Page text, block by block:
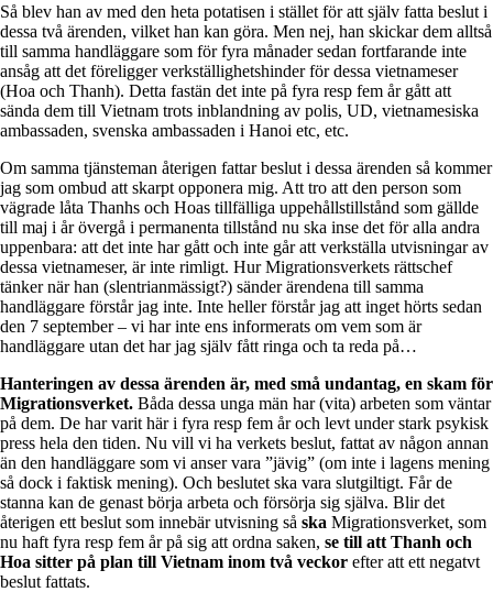
Så blev han av med den heta potatisen i stället för att själv fatta beslut i
dessa två ärenden, vilket han kan göra. Men nej, han skickar dem alltså
till samma handläggare som för fyra månader sedan fortfarande inte
ansåg att det föreligger verkställighetshinder för dessa vietnameser
(Hoa och Thanh). Detta fastän det inte på fyra resp fem år gått att
sända dem till Vietnam trots inblandning av polis, UD, vietnamesiska
ambassaden, svenska ambassaden i Hanoi etc, etc.
Om samma tjänsteman återigen fattar beslut i dessa ärenden så kommer
jag som ombud att skarpt opponera mig. Att tro att den person som
vägrade låta Thanhs och Hoas tillfälliga uppehållstillstånd som gällde
till maj i år övergå i permanenta tillstånd nu ska inse det för alla andra
uppenbara: att det inte har gått och inte går att verkställa utvisningar av
dessa vietnameser, är inte rimligt. Hur Migrationsverkets rättschef
tänker när han (slentrianmässigt?) sänder ärendena till samma
handläggare förstår jag inte. Inte heller förstår jag att inget hörts sedan
den 7 september – vi har inte ens informerats om vem som är
handläggare utan det har jag själv fått ringa och ta reda på…
Hanteringen av dessa ärenden är, med små undantag, en skam för
Migrationsverket. Båda dessa unga män har (vita) arbeten som väntar
på dem. De har varit här i fyra resp fem år och levt under stark psykisk
press hela den tiden. Nu vill vi ha verkets beslut, fattat av någon annan
än den handläggare som vi anser vara ”jävig” (om inte i lagens mening
så dock i faktisk mening). Och beslutet ska vara slutgiltigt. Får de
stanna kan de genast börja arbeta och försörja sig själva. Blir det
återigen ett beslut som innebär utvisning så ska Migrationsverket, som
nu haft fyra resp fem år på sig att ordna saken, se till att Thanh och
Hoa sitter på plan till Vietnam inom två veckor efter att ett negatvt
beslut fattats.